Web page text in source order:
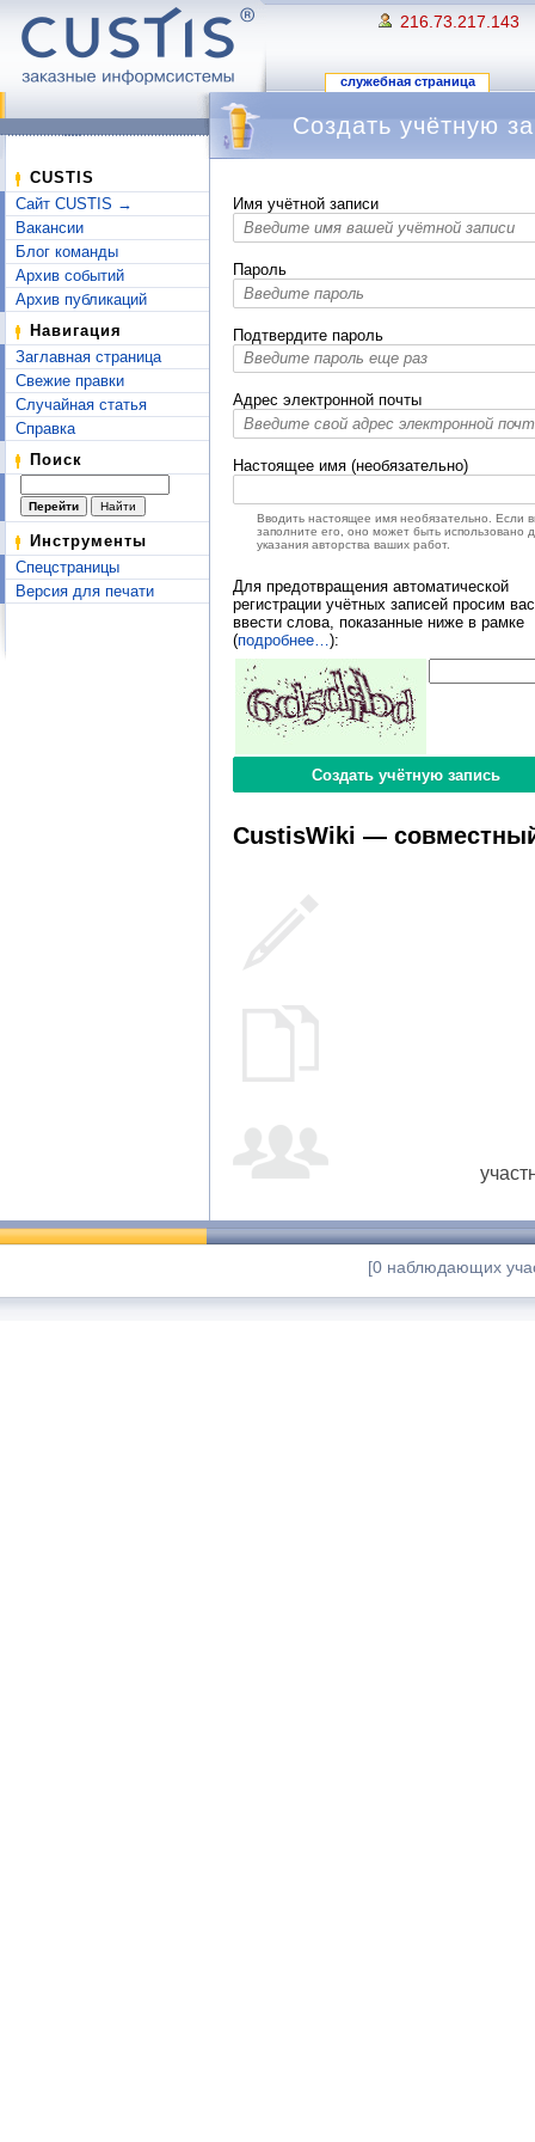
216.73.217.143
служебная страница
CUSTIS
Сайт CUSTIS →
Вакансии
Блог команды
Архив событий
Архив публикаций
Навигация
Заглавная страница
Свежие правки
Случайная статья
Справка
Поиск
Инструменты
Спецстраницы
Версия для печати
Создать учётную
Имя учётной записи
Пароль
Подтвердите пароль
Адрес электронной почты
Настоящее имя (необязательно)
Вводить настоящее имя необязательно. Если
заполните его, оно может быть использовано
указания авторства ваших работ.
Для предотвращения автоматической
регистрации учётных записей просим вас
ввести слова, показанные ниже в рамке
(подробнее… ):
CustisWiki —
[0 наблюдающих